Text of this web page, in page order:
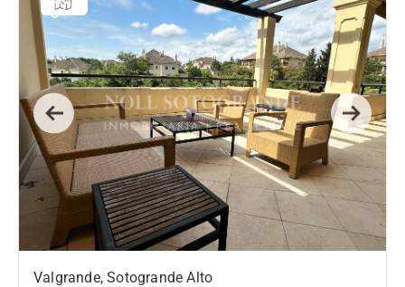
Previous Next
Valgrande, Sotogrande Alto